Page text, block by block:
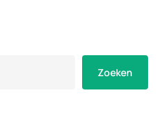
Zoeken